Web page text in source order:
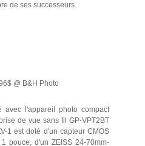
de ses successeurs.
@ B&H Photo
l'appareil photo compact
de vue sans fil GP-VPT2BT
1 est doté d'un capteur CMOS
pouce, d'un ZEISS 24-70mm-